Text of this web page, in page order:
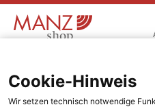
Cookie-Hinweis
Wir setzen technisch notwendige